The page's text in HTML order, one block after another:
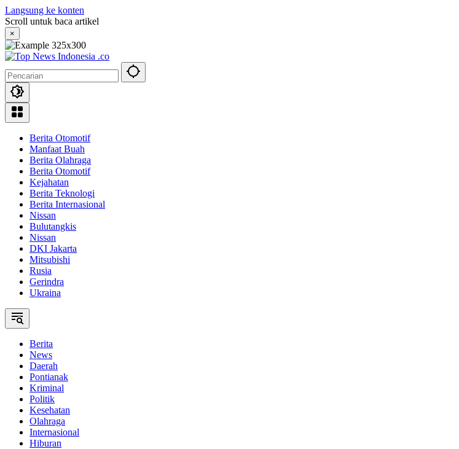
Langsung ke konten
Scroll untuk baca artikel
×
Berita Otomotif
Manfaat Buah
Berita Olahraga
Berita Otomotif
Kejahatan
Berita Teknologi
Berita Internasional
Nissan
Bulutangkis
Nissan
DKI Jakarta
Mitsubishi
Rusia
Gerindra
Ukraina
Berita
News
Daerah
Pontianak
Kriminal
Politik
Kesehatan
Olahraga
Internasional
Hiburan